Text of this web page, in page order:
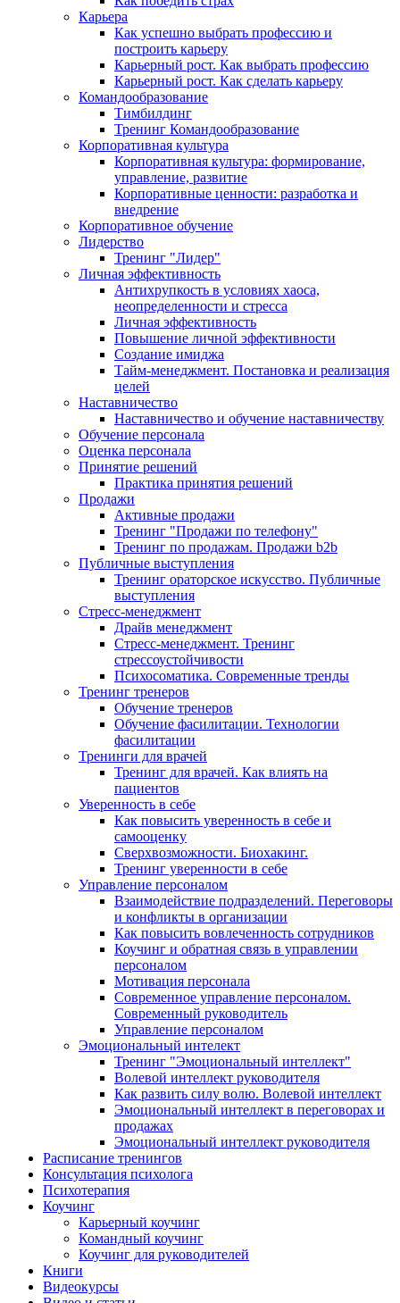
Карьера
Как успешно выбрать профессию и
построить карьеру
Карьерный рост. Как выбрать профессию
Карьерный рост. Как сделать карьеру
Командообразование
Тимбилдинг
Тренинг Командообразование
Корпоративная культура
Корпоративная культура: формирование,
управление, развитие
Корпоративные ценности: разработка и
внедрение
Корпоративное обучение
Лидерство
Тренинг "Лидер"
Личная эффективность
Антихрупкость в условиях хаоса,
неопределенности и стресса
Личная эффективность
Повышение личной эффективности
Создание имиджа
Тайм-менеджмент. Постановка и реализация
целей
Наставничество
Наставничество и обучение наставничеству
Обучение персонала
Оценка персонала
Принятие решений
Практика принятия решений
Продажи
Активные продажи
Тренинг "Продажи по телефону"
Тренинг по продажам. Продажи b2b
Публичные выступления
Тренинг ораторское искусство. Публичные
выступления
Стресс-менеджмент
Драйв менеджмент
Стресс-менеджмент. Тренинг
стрессоустойчивости
Психосоматика. Современные тренды
Тренинг тренеров
Обучение тренеров
Обучение фасилитации. Технологии
фасилитации
Тренинги для врачей
Тренинг для врачей. Как влиять на
пациентов
Уверенность в себе
Как повысить уверенность в себе и
самооценку
Сверхвозможности. Биохакинг.
Тренинг уверенности в себе
Управление персоналом
Взаимодействие подразделений. Переговоры
и конфликты в организации
Как повысить вовлеченность сотрудников
Коучинг и обратная связь в управлении
персоналом
Мотивация персонала
Современное управление персоналом.
Современный руководитель
Управление персоналом
Эмоциональный интелект
Тренинг "Эмоциональный интеллект"
Волевой интеллект руководителя
Как развить силу волю. Волевой интеллект
Эмоциональный интеллект в переговорах и
продажах
Эмоциональный интеллект руководителя
Расписание тренингов
Консультация психолога
Психотерапия
Коучинг
Карьерный коучинг
Командный коучинг
Коучинг для руководителей
Книги
Видеокурсы